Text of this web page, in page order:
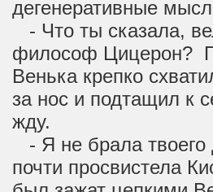
дегенеративные
- Что ты сказала,
философ Цицерон?
Венька крепко
за нос и подтащил к
жду.
- Я не брала твоего
почти просвистела